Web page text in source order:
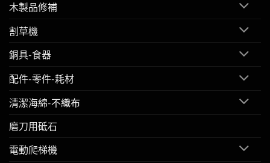
木製品修補
割草機
銅具-食器
配件-零件-耗材
清潔海綿-不織布
磨刀用砥石
電動爬梯機